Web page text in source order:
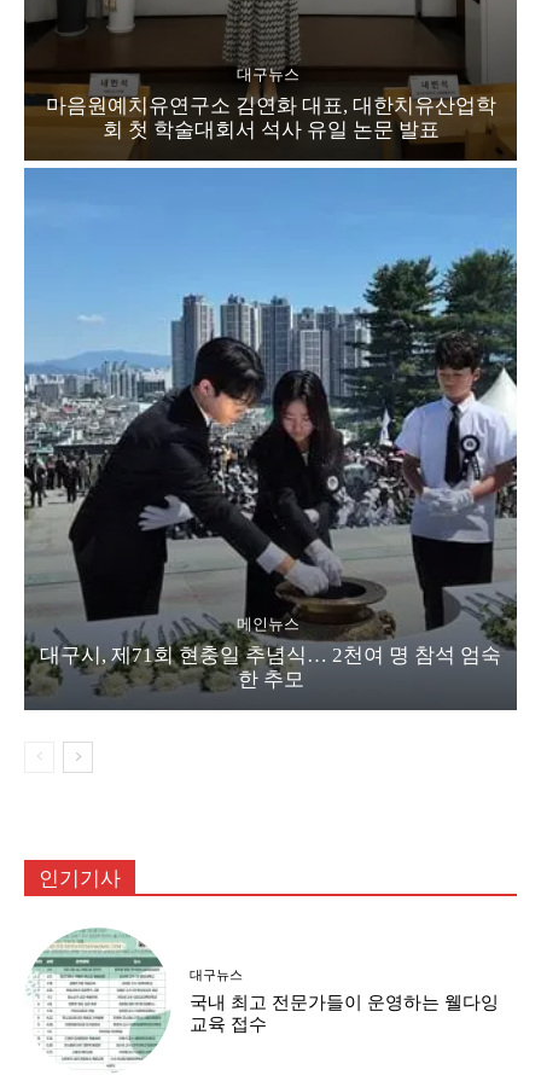
대구뉴스
마음원예치유연구소 김연화 대표, 대한치유산업학
회 첫 학술대회서 석사 유일 논문 발표
메인뉴스
대구시, 제71회 현충일 추념식… 2천여 명 참석 엄숙
한 추모
인기기사
대구뉴스
국내 최고 전문가들이 운영하는 웰다잉
교육 접수